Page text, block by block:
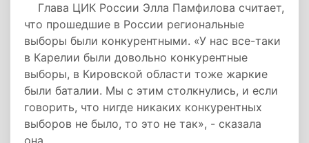
Глава ЦИК России Элла Памфилова считает,
что прошедшие в России региональные
выборы были конкурентными. «У нас все-таки
в Карелии были довольно конкурентные
выборы, в Кировской области тоже жаркие
были баталии. Мы с этим столкнулись, и если
говорить, что нигде никаких конкурентных
выборов не было, то это не так», - сказала
она.